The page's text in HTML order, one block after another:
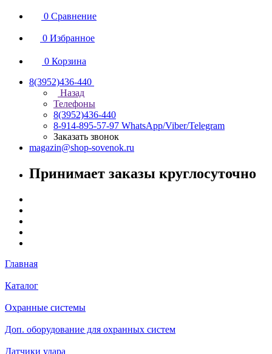
0 Сравнение
0 Избранное
0 Корзина
8(3952)436-440
Назад
Телефоны
8(3952)436-440
8-914-895-57-97 WhatsApp/Viber/Telegram
Заказать звонок
magazin@shop-sovenok.ru
Принимает заказы круглосуточно
Главная
Каталог
Охранные системы
Доп. оборудование для охранных систем
Датчики удара